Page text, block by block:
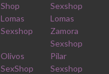
Shop
Sexshop
Lomas
Sexshop
Lomas
Zamora
Sexshop
Olivos
SexShop
Pilar
Sexshop